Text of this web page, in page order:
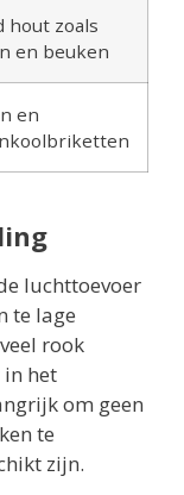
hout zoals
en beuken
en
luchttoevoer
te lage
rook
het
om geen
te
zijn.